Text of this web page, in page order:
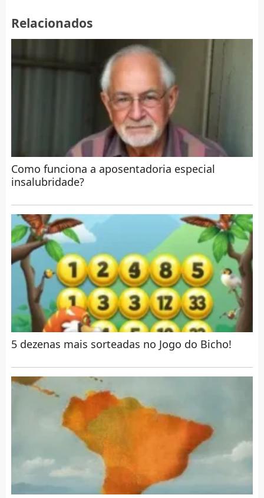
Relacionados
Como funciona a aposentadoria especial
insalubridade?
5 dezenas mais sorteadas no Jogo do Bicho!